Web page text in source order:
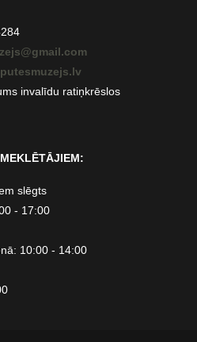
invalīdu ratiņkrēslos
slēgts
- 17:00
10:00 - 14:00